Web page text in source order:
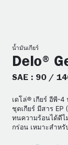
น้ำมันเกียร์
Delo®
SAE : 90 /
เดโล่® เกียร์ อีพี-4
ชุดเกียร์ มีสาร EP
ทนความร้อนได้ดีไ
กร่อน เหมาะสำห